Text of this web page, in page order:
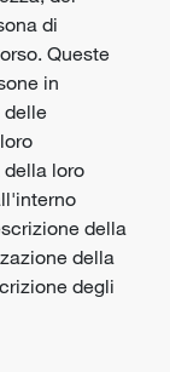
di
Queste
in
delle
loro
della
della
degli